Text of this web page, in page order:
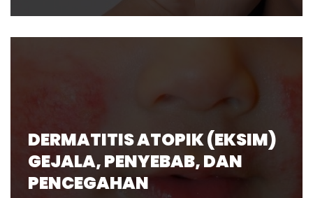
DERMATITIS ATOPIK (EKSIM)
GEJALA, PENYEBAB, DAN
PENCEGAHAN